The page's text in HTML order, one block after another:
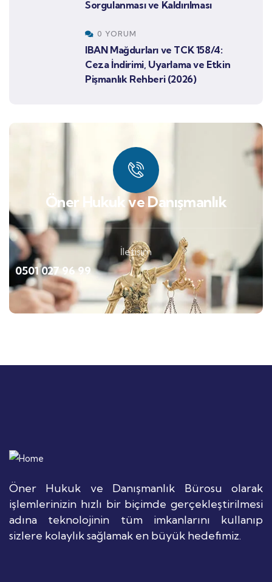
Sorgulanması ve Kaldırılması
0 YORUM
IBAN Mağdurları ve TCK 158/4:
Ceza İndirimi, Uyarlama ve Etkin
Pişmanlık Rehberi (2026)
Öner Hukuk ve Danışmanlık
İletişim
0501 027 96 99
Öner Hukuk ve Danışmanlık Bürosu olarak
işlemlerinizin hızlı bir biçimde gerçekleştirilmesi
adına teknolojinin tüm imkanlarını kullanıp
sizlere kolaylık sağlamak en büyük hedefimiz.